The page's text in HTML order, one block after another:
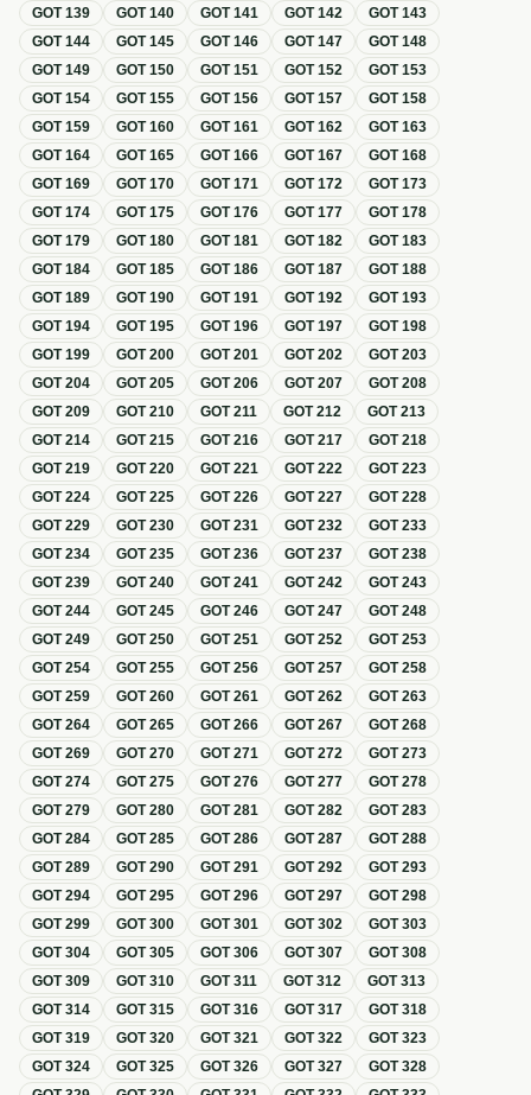
GOT139 GOT140 GOT141 GOT142 GOT143
GOT144 GOT145 GOT146 GOT147 GOT148
GOT149 GOT150 GOT151 GOT152 GOT153
GOT154 GOT155 GOT156 GOT157 GOT158
GOT159 GOT160 GOT161 GOT162 GOT163
GOT164 GOT165 GOT166 GOT167 GOT168
GOT169 GOT170 GOT171 GOT172 GOT173
GOT174 GOT175 GOT176 GOT177 GOT178
GOT179 GOT180 GOT181 GOT182 GOT183
GOT184 GOT185 GOT186 GOT187 GOT188
GOT189 GOT190 GOT191 GOT192 GOT193
GOT194 GOT195 GOT196 GOT197 GOT198
GOT199 GOT200 GOT201 GOT202 GOT203
GOT204 GOT205 GOT206 GOT207 GOT208
GOT209 GOT210 GOT211 GOT212 GOT213
GOT214 GOT215 GOT216 GOT217 GOT218
GOT219 GOT220 GOT221 GOT222 GOT223
GOT224 GOT225 GOT226 GOT227 GOT228
GOT229 GOT230 GOT231 GOT232 GOT233
GOT234 GOT235 GOT236 GOT237 GOT238
GOT239 GOT240 GOT241 GOT242 GOT243
GOT244 GOT245 GOT246 GOT247 GOT248
GOT249 GOT250 GOT251 GOT252 GOT253
GOT254 GOT255 GOT256 GOT257 GOT258
GOT259 GOT260 GOT261 GOT262 GOT263
GOT264 GOT265 GOT266 GOT267 GOT268
GOT269 GOT270 GOT271 GOT272 GOT273
GOT274 GOT275 GOT276 GOT277 GOT278
GOT279 GOT280 GOT281 GOT282 GOT283
GOT284 GOT285 GOT286 GOT287 GOT288
GOT289 GOT290 GOT291 GOT292 GOT293
GOT294 GOT295 GOT296 GOT297 GOT298
GOT299 GOT300 GOT301 GOT302 GOT303
GOT304 GOT305 GOT306 GOT307 GOT308
GOT309 GOT310 GOT311 GOT312 GOT313
GOT314 GOT315 GOT316 GOT317 GOT318
GOT319 GOT320 GOT321 GOT322 GOT323
GOT324 GOT325 GOT326 GOT327 GOT328